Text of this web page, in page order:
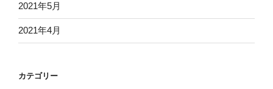
2021年5月
2021年4月
カテゴリー